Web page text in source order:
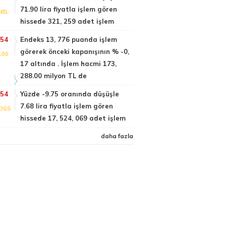
71.90 lira fiyatla işlem gören
hissede 321, 259 adet işlem
Endeks 13, 776 puanda işlem
görerek önceki kapanışının % -0,
17 altında . İşlem hacmi 173,
288.00 milyon TL de
Yüzde -9.75 oranında düşüşle
7.68 lira fiyatla işlem gören
hissede 17, 524, 069 adet işlem
daha fazla